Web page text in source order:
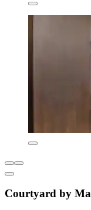
Courtyard by